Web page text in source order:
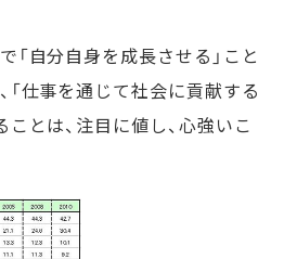
自分自身を成長させる」こと
「仕事を通じて社会に貢献する
とは、注目に値し、心強いこ